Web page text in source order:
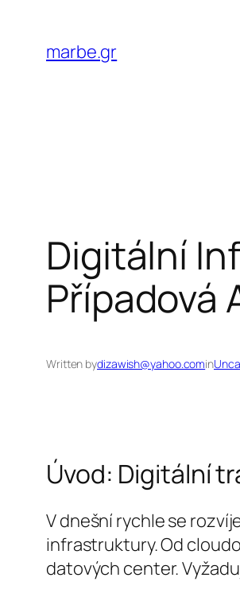
content
marbe.gr
Digitální
Případová
Written bydizawish@yahoo.comin
Úvod: Digitální
V dnešní rychle se
infrastruktury. Od
datových center.